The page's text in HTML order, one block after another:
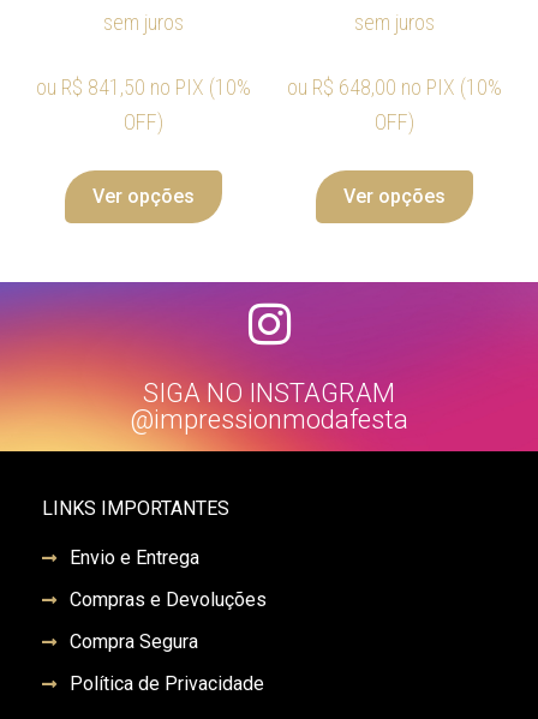
sem juros
ou R$ 841,50 no PIX (10%
OFF)
Ver opções
sem juros
ou R$ 648,00 no PIX (10%
OFF)
Ver opções
SIGA NO INSTAGRAM
@impressionmodafesta
LINKS IMPORTANTES
Envio e Entrega
Compras e Devoluções
Compra Segura
Política de Privacidade